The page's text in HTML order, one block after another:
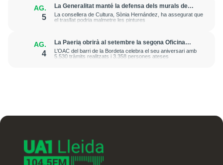
AG.
5
La Generalitat manté la defensa dels murals de
Sixena i aposta per esgotar la via judicial
La consellera de Cultura, Sònia Hernández, ha assegurat que
el trasllat podria malmetre les pintures
AG.
4
La Paeria obrirà al setembre la segona Oficina
d’Atenció Ciutadana de Barri al Secà de Sant Pere
L’OAC del barri de la Bordeta celebra el seu aniversari amb
5.530 tràmits realitzats i 3.358 persones ateses